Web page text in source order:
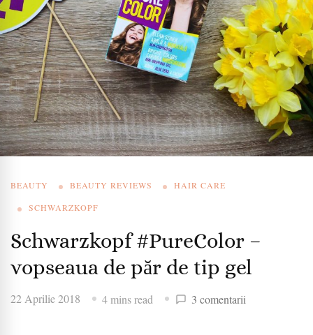
BEAUTY BEAUTY REVIEWS
HAIR CARE
SCHWARZKOPF
Schwarzkopf #PureColor –
vopseaua de păr de tip gel
22 Aprilie 2018 4 mins read 3 comentarii